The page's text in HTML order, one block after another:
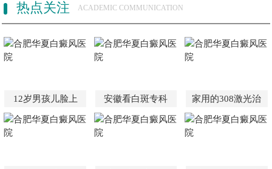
热点关注 ACADEMIC COMMUNICATION
12岁男孩儿脸上 安徽看白斑专科 家用的308激光治